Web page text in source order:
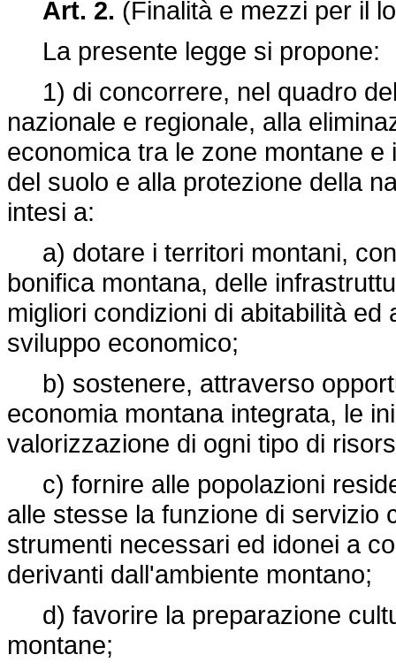
Art. 2. (Finalità e mezzi per il
La presente legge si propone:
1) di concorrere, nel quadro
nazionale e regionale, alla
economica tra le zone montane
del suolo e alla protezione della
intesi a:
a) dotare i territori montani,
bonifica montana, delle
migliori condizioni di abitabilità
sviluppo economico;
b) sostenere, attraverso
economia montana integrata, le
valorizzazione di ogni tipo di
c) fornire alle popolazioni
alle stesse la funzione di servizio
strumenti necessari ed idonei a
derivanti dall'ambiente montano;
d) favorire la preparazione
montane;